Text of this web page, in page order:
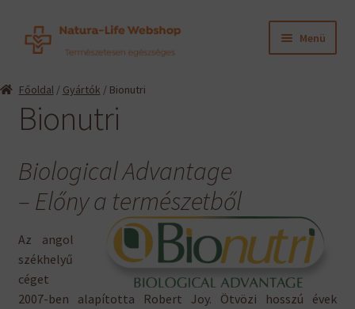
Ugrás
Kilépés
Menü
Információk
Gyártók
Dr. Niedermaier Pharma
child
menu
Terranova Nutrition
Expand
Biopräp – Biologische Präparate
Főoldal/ Gyártók / Bionutri
Bionutri
Biological Advantage
– Előny a természetből
Az angol
székhelyű
céget
2007-ben alapította Robert Joy. Ötvözi hosszú évek